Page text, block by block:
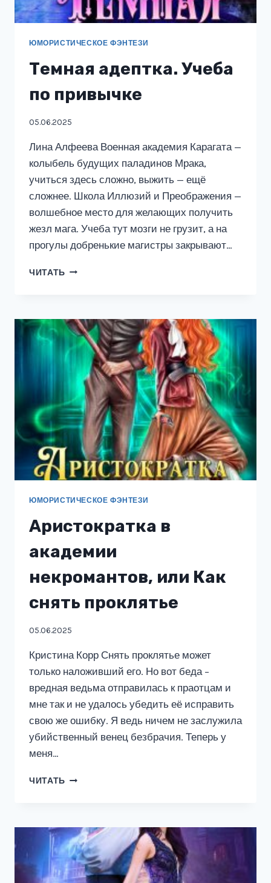
ЮМОРИСТИЧЕСКОЕ ФЭНТЕЗИ
Темная адептка. Учеба
по привычке
05.06.2025
Лина Алфеева Военная академия Карагата —
колыбель будущих паладинов Мрака,
учиться здесь сложно, выжить — ещё
сложнее. Школа Иллюзий и Преображения —
волшебное место для желающих получить
жезл мага. Учеба тут мозги не грузит, а на
прогулы добренькие магистры закрывают…
ЧИТАТЬ ТЕМНАЯ
ПРИВЫЧКЕ
ЮМОРИСТИЧЕСКОЕ ФЭНТЕЗИ
Аристократка в
академии
некромантов, или Как
снять проклятье
05.06.2025
Кристина Корр Снять проклятье может
только наложивший его. Но вот беда –
вредная ведьма отправилась к праотцам и
мне так и не удалось убедить её исправить
свою же ошибку. Я ведь ничем не заслужила
убийственный венец безбрачия. Теперь у
меня…
ЧИТАТЬ АРИСТОКРАТКА
ИЛИ
КАК
СНЯТЬ
ПРОКЛЯТЬЕ